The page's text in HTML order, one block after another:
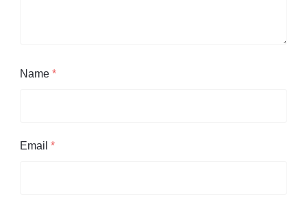
Name *
Email *